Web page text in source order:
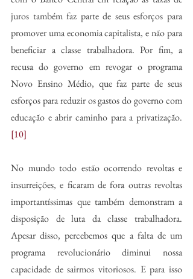
juros também faz parte de seus esforços para
promover uma economia capitalista, e não para
beneficiar a classe trabalhadora. Por fim, a
recusa do governo em revogar o programa
Novo Ensino Médio, que faz parte de seus
esforços para reduzir os gastos do governo com
educação e abrir caminho para a privatização.
[10]
No mundo todo estão ocorrendo revoltas e
insurreições, e ficaram de fora outras revoltas
importantíssimas que também demonstram a
disposição de luta da classe trabalhadora.
Apesar disso, percebemos que a falta de um
programa revolucionário diminui nossa
capacidade de sairmos vitoriosos. E para isso